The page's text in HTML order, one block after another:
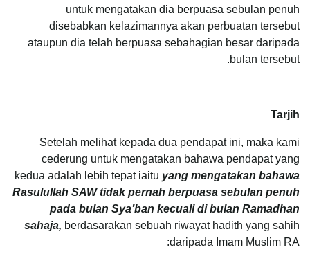
untuk mengatakan dia berpuasa sebulan penuh
disebabkan kelazimannya akan perbuatan tersebut
ataupun dia telah berpuasa sebahagian besar daripada
bulan tersebut.
Tarjih
Setelah melihat kepada dua pendapat ini, maka kami
cederung untuk mengatakan bahawa pendapat yang
kedua adalah lebih tepat iaitu yang mengatakan bahawa
Rasulullah SAW tidak pernah berpuasa sebulan penuh
pada bulan Sya’ban kecuali di bulan Ramadhan
sahaja, berdasarakan sebuah riwayat hadith yang sahih
daripada Imam Muslim RA: